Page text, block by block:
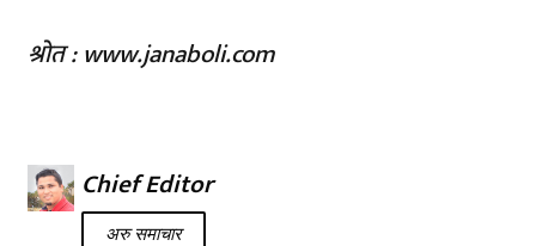
श्रोत : www.janaboli.com
Chief Editor
अरु समाचार